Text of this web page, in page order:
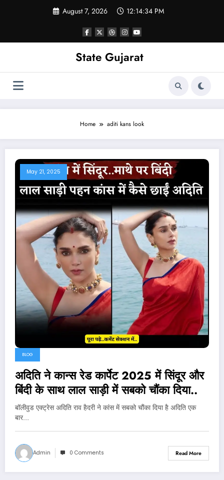
August 7, 2026 12:14:35 PM
State Gujarat
Home aditi kans look
May 21, 2025
BLOG
अदिति ने कान्स रेड कार्पेट 2025 में सिंदूर और
बिंदी के साथ लाल साड़ी में सबको चौंका दिया..
बॉलीवुड एक्ट्रेस अदिति राव हैदरी ने कांस में सबको चौंका दिया है अदिति एक
बार…
Admin 0 Comments Read More